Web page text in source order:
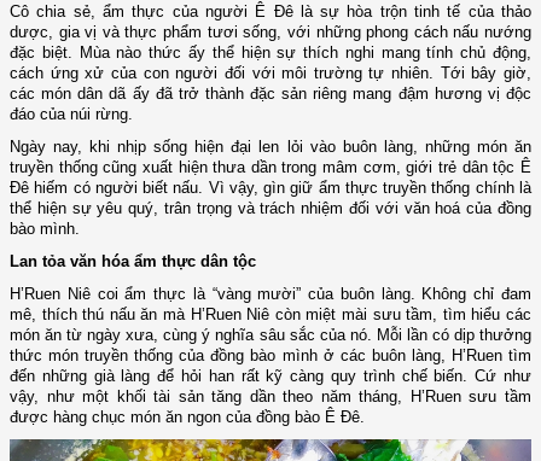
Cô chia sẻ, ẩm thực của người Ê Đê là sự hòa trộn tinh tế của thảo
dược, gia vị và thực phẩm tươi sống, với những phong cách nấu nướng
đặc biệt. Mùa nào thức ấy thể hiện sự thích nghi mang tính chủ động,
cách ứng xử của con người đối với môi trường tự nhiên. Tới bây giờ,
các món dân dã ấy đã trở thành đặc sản riêng mang đậm hương vị độc
đáo của núi rừng.
Ngày nay, khi nhịp sống hiện đại len lỏi vào buôn làng, những món ăn
truyền thống cũng xuất hiện thưa dần trong mâm cơm, giới trẻ dân tộc Ê
Đê hiếm có người biết nấu. Vì vậy, gìn giữ ẩm thực truyền thống chính là
thể hiện sự yêu quý, trân trọng và trách nhiệm đối với văn hoá của đồng
bào mình.
Lan tỏa văn hóa ẩm thực dân tộc
H’Ruen Niê coi ẩm thực là “vàng mười” của buôn làng. Không chỉ đam
mê, thích thú nấu ăn mà H’Ruen Niê còn miệt mài sưu tầm, tìm hiểu các
món ăn từ ngày xưa, cùng ý nghĩa sâu sắc của nó. Mỗi lần có dịp thưởng
thức món truyền thống của đồng bào mình ở các buôn làng, H’Ruen tìm
đến những già làng để hỏi han rất kỹ càng quy trình chế biến. Cứ như
vậy, như một khối tài sản tăng dần theo năm tháng, H’Ruen sưu tầm
được hàng chục món ăn ngon của đồng bào Ê Đê.